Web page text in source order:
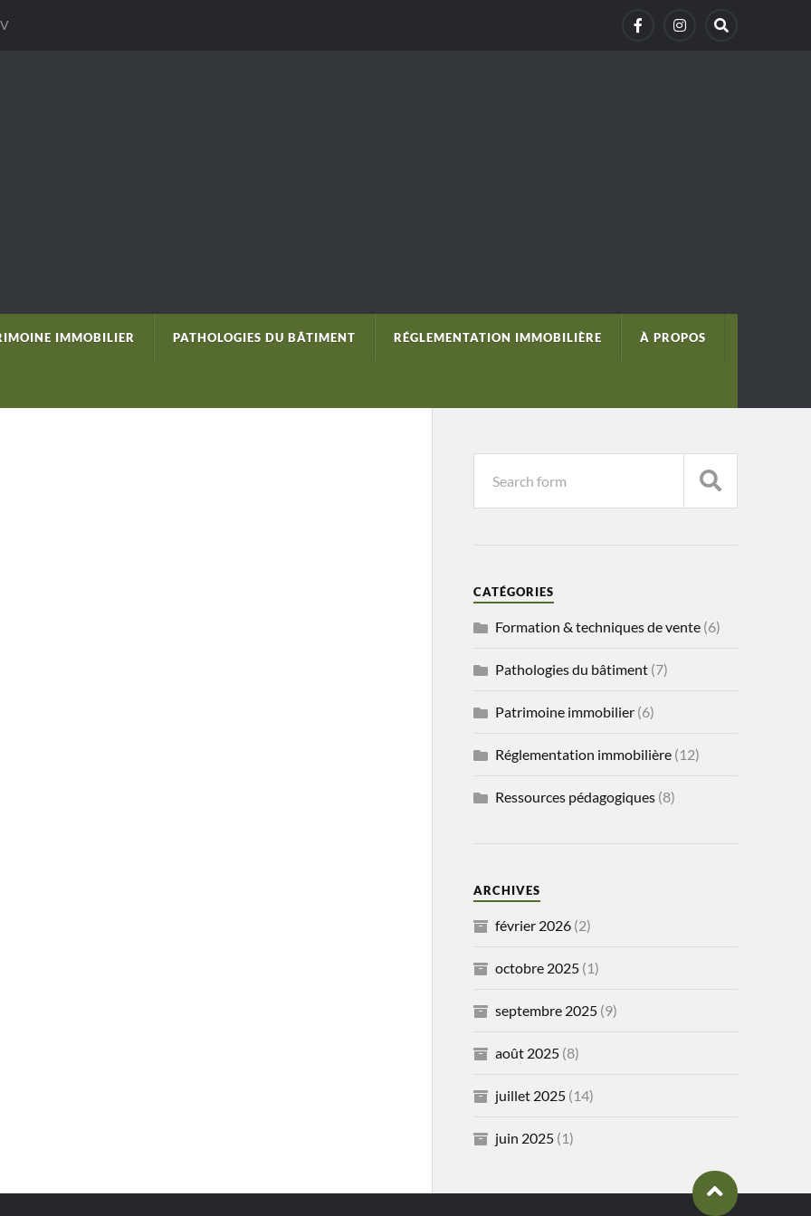
IMMOBILIER PATHOLOGIES DU BÂTIMENT RÉGLEMENTATION IMMOBILIÈRE À PROPOS
CATÉGORIES
Formation & techniques de vente(6)
Pathologies du bâtiment(7)
Patrimoine immobilier(6)
Réglementation immobilière(12)
Ressources pédagogiques(8)
ARCHIVES
février 2026(2)
octobre 2025(1)
septembre 2025(9)
août 2025(8)
juillet 2025(14)
juin 2025(1)